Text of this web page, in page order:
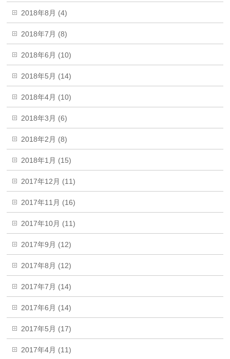
2018年8月 (4)
2018年7月 (8)
2018年6月 (10)
2018年5月 (14)
2018年4月 (10)
2018年3月 (6)
2018年2月 (8)
2018年1月 (15)
2017年12月 (11)
2017年11月 (16)
2017年10月 (11)
2017年9月 (12)
2017年8月 (12)
2017年7月 (14)
2017年6月 (14)
2017年5月 (17)
2017年4月 (11)